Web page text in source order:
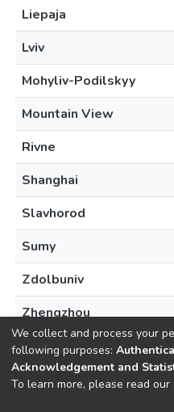
Liepaja
Lviv
Mohyliv-Podilskyy
Mountain View
Rivne
Shanghai
Slavhorod
Sumy
Zdolbuniv
Zhengzhou
DSpace software
We collect and process your
following purposes:
Acknowledgement and
To learn more, please read our